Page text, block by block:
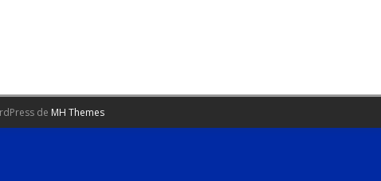
de MH Themes